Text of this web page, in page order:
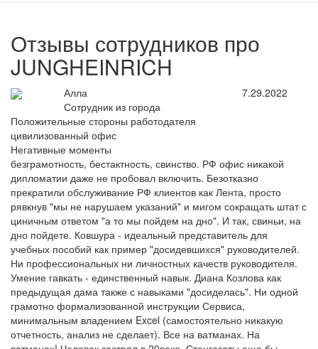
Отзывы сотрудников про
JUNGHEINRICH
Алла
Сотрудник из города
7.29.2022
Положительные стороны работодателя
цивилизованный офис
Негативные моменты
безграмотность, бестактность, свинство. РФ офис никакой
дипломатии даже не пробовал включить. Безотказно
прекратили обслуживание РФ клиентов как Лента, просто
рявкнув "мы не нарушаем указаний" и мигом сокращать штат с
циничным ответом "а то мы пойдем на дно". И так, свиньи, на
дно пойдете. Ковшура - идеальный представитель для
учебных пособий как пример "досидевшихся" руководителей.
Ни профессиональных ни личностных качеств руководителя.
Умение гавкать - единственный навык. Диана Козлова как
предыдущая дама также с навыками "досиделась". Ни одной
грамотно формализованной инструкции Сервиса,
минимальным владением Excel (самостоятельно никакую
отчетность, анализ не сделает). Все на ватманах. На